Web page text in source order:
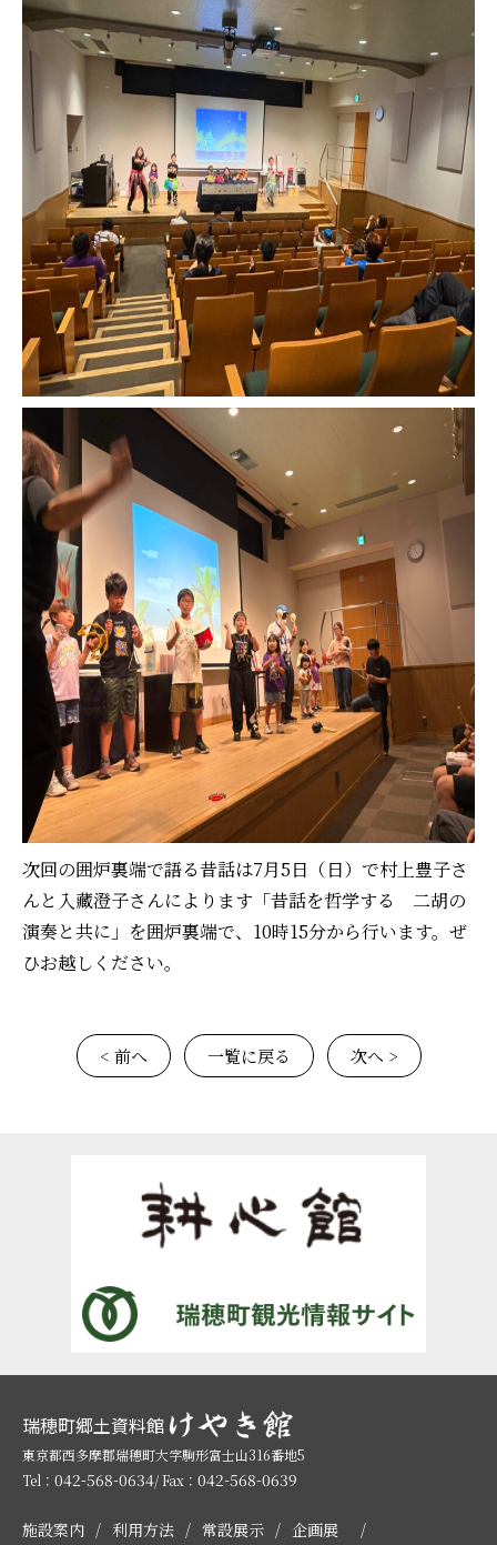
次回の囲炉裏端で語る昔話は7月5日（日）で村上豊子さ
んと入藏澄子さんによります「昔話を哲学する 二胡の
演奏と共に」を囲炉裏端で、10時15分から行います。ぜ
ひお越しください。
< 前へ 一覧に戻る 次へ >
瑞穂町郷土資料館
東京都西多摩郡瑞穂町大字駒形富士山316番地5
Tel： 042-568-0634/ Fax： 042-568-0639
施設案内 利用方法 常設展示 企画展